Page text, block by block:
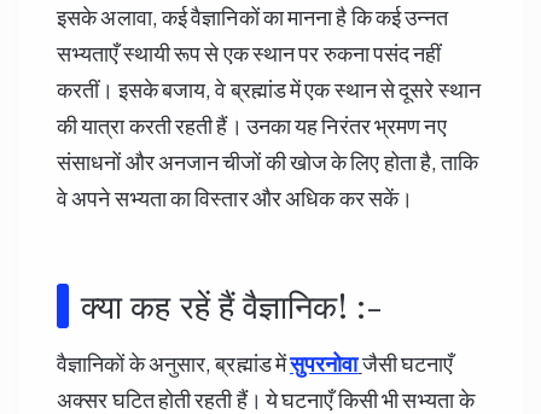
इसके अलावा, कई वैज्ञानिकों का मानना है कि कई उन्नत
सभ्यताएँ स्थायी रूप से एक स्थान पर रुकना पसंद नहीं
करतीं। इसके बजाय, वे ब्रह्मांड में एक स्थान से दूसरे स्थान
की यात्रा करती रहती हैं। उनका यह निरंतर भ्रमण नए
संसाधनों और अनजान चीजों की खोज के लिए होता है, ताकि
वे अपने सभ्यता का विस्तार और अधिक कर सकें।
क्या कह रहें हैं वैज्ञानिक! :-
वैज्ञानिकों के अनुसार, ब्रह्मांड मेंसुपरनोवाजैसी घटनाएँ
अक्सर घटित होती रहती हैं। ये घटनाएँ किसी भी सभ्यता के